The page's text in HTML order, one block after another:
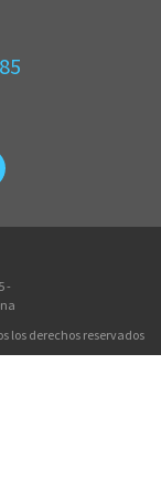
-
los derechos reservados